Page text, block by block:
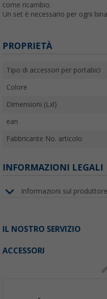
come ricambio.
Un set è necessario per ogni
PROPRIETÀ
Tipo di accessori per portabici
Colore
Dimensioni (Lxl)
ean
Fabbricante No. articolo
INFORMAZIONI LEGALI
Informazioni sul produttore
IL NOSTRO SERVIZIO
ACCESSORI